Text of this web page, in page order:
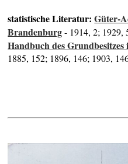
statistische Literatur:Güter-
Brandenburg- 1914, 2; 1929,
Handbuch des Grundbesitzes
1885, 152; 1896, 146; 1903,